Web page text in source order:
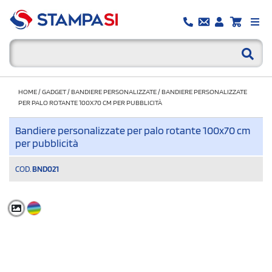
HOME/GADGET/BANDIERE PERSONALIZZATE/BANDIERE PERSONALIZZATE
PER PALO ROTANTE 100X70 CM PER PUBBLICITÀ
Bandiere personalizzate per palo rotante 100x70 cm
per pubblicità
COD. BND021